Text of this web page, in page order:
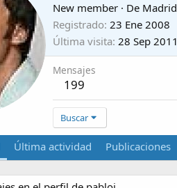
New member · De Madrid
Registrado 23 Ene 2008
Última visita 28 Sep 2011
Mensajes
199
Buscar
Última actividad Publicaciones